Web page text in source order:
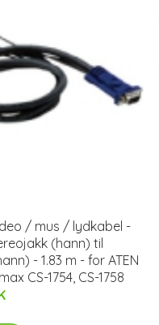
/ mus / lydkabel -
(hann) til
- 1.83 m - for ATEN
CS-1754, CS-1758